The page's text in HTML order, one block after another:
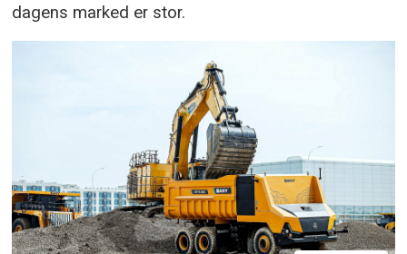
dagens marked er stor.